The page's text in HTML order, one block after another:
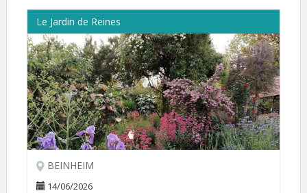
Le Jardin de Reines
BEINHEIM
14/06/2026